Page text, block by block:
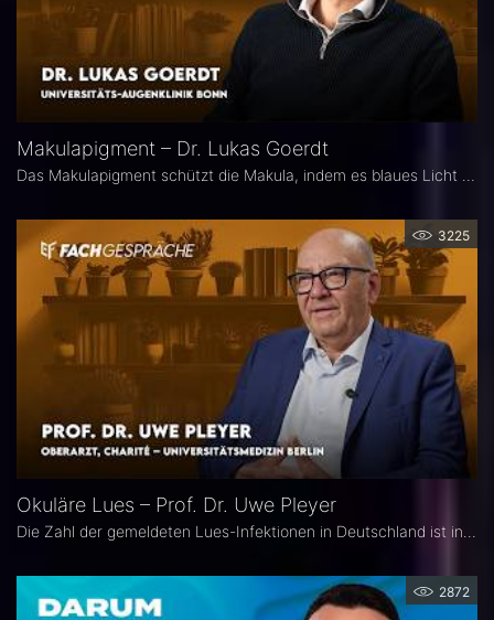
Makulapigment – Dr. Lukas Goerdt
3225
Okuläre Lues – Prof. Dr. Uwe Pleyer
2872